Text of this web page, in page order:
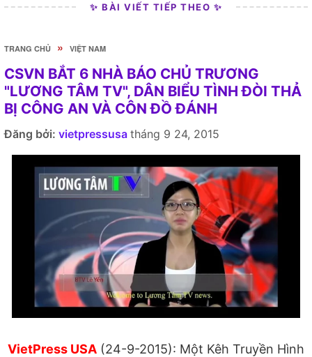
✨ BÀI VIẾT TIẾP THEO ✨
TRANG CHỦ » VIỆT NAM
CSVN BẮT 6 NHÀ BÁO CHỦ TRƯƠNG
"LƯƠNG TÂM TV", DÂN BIỂU TÌNH ĐÒI THẢ
BỊ CÔNG AN VÀ CÔN ĐỒ ĐÁNH
Đăng bởi: vietpressusa tháng 9 24, 2015
VietPress USA (24-9-2015): Một Kêh Truyền Hình